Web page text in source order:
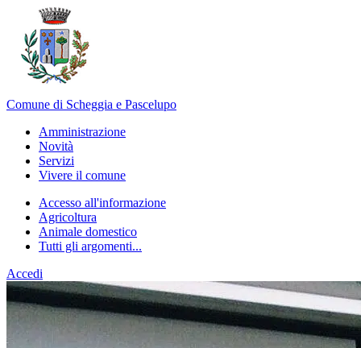
Comune di Scheggia e Pascelupo
Amministrazione
Novità
Servizi
Vivere il comune
Accesso all'informazione
Agricoltura
Animale domestico
Tutti gli argomenti...
Accedi